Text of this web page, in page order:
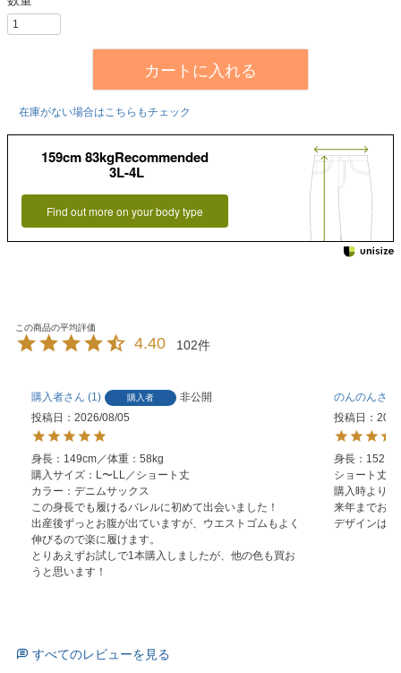
カートに入れる
在庫がない場合はこちらもチェック
159cm 83kgRecommended
3L-4L
Find out more on your body type
4.40 102
購入者 1 購入者
非公開
投稿日
2026/08/05
身長：149cm／体重：58kg
購入サイズ：L〜LL／ショート丈
カラー：デニムサックス
この身長でも履けるバレルに初めて出会いました！
出産後ずっとお腹が出ていますが、ウエストゴムもよく
伸びるので楽に履けます。
とりあえずお試しで1本購入しましたが、他の色も買お
うと思います！
のんのん
投稿日
身長：152ｃ
ショート丈/
購入時より
来年までお預
デザインは
すべてのレビューを見る